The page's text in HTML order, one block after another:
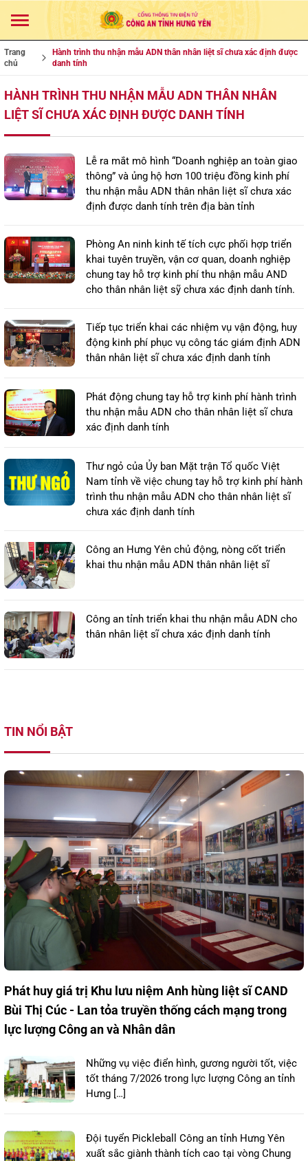
Trang
chủ
Hành trình thu nhận mẫu ADN thân nhân liệt sĩ chưa xác định được
danh tính
HÀNH TRÌNH THU NHẬN MẪU ADN THÂN NHÂN
LIỆT SĨ CHƯA XÁC ĐỊNH ĐƯỢC DANH TÍNH
Lễ ra mắt mô hình “Doanh nghiệp an toàn giao
thông” và ủng hộ hơn 100 triệu đồng kinh phí
thu nhận mẫu ADN thân nhân liệt sĩ chưa xác
định được danh tính trên địa bàn tỉnh
Phòng An ninh kinh tế tích cực phối hợp triển
khai tuyên truyền, vận cơ quan, doanh nghiệp
chung tay hỗ trợ kinh phí thu nhận mẫu AND
cho thân nhân liệt sỹ chưa xác định danh tính.
Tiếp tục triển khai các nhiệm vụ vận động, huy
động kinh phí phục vụ công tác giám định ADN
thân nhân liệt sĩ chưa xác định danh tính
Phát động chung tay hỗ trợ kinh phí hành trình
thu nhận mẫu ADN cho thân nhân liệt sĩ chưa
xác định danh tính
Thư ngỏ của Ủy ban Mặt trận Tổ quốc Việt
Nam tỉnh về việc chung tay hỗ trợ kinh phí hành
trình thu nhận mẫu ADN cho thân nhân liệt sĩ
chưa xác định danh tính
Công an Hưng Yên chủ động, nòng cốt triển
khai thu nhận mẫu ADN thân nhân liệt sĩ
Công an tỉnh triển khai thu nhận mẫu ADN cho
thân nhân liệt sĩ chưa xác định danh tính
TIN NỔI BẬT
Phát huy giá trị Khu lưu niệm Anh hùng liệt sĩ CAND
Bùi Thị Cúc - Lan tỏa truyền thống cách mạng trong
lực lượng Công an và Nhân dân
Những vụ việc điển hình, gương người tốt, việc
tốt tháng 7/2026 trong lực lượng Công an tỉnh
Hưng […]
Đội tuyển Pickleball Công an tỉnh Hưng Yên
xuất sắc giành thành tích cao tại vòng Chung